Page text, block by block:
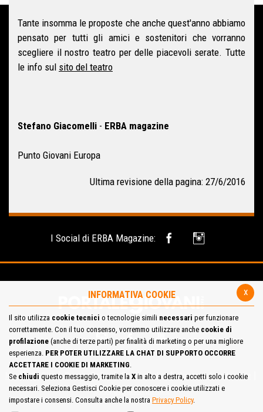
Tante insomma le proposte che anche quest'anno abbiamo
pensato per tutti gli amici e sostenitori che vorranno
scegliere il nostro teatro per delle piacevoli serate. Tutte
le info sul sito del teatro
Stefano Giacomelli - ERBA magazine
Punto Giovani Europa
Ultima revisione della pagina: 27/6/2016
I Social di ERBA Magazine:
Mappa del Sito Privacy Policy Cookie Policy
Contatta la redazione
Cosa pensi del portale
x
INFORMATIVA COOKIE
Il sito utilizza cookie tecnici o tecnologie simili necessari per funzionare
correttamente. Con il tuo consenso, vorremmo utilizzare anche cookie di
profilazione (anche di terze parti) per finalità di marketing o per una migliore
esperienza. PER POTER UTILIZZARE LA CHAT DI SUPPORTO OCCORRE
ACCETTARE I COOKIE DI MARKETING.
Se chiudi questo messaggio, tramite la X in alto a destra, accetti solo i cookie
necessari. Seleziona Gestisci Cookie per conoscere i cookie utilizzati e
impostare i consensi. Consulta anche la nostra Privacy Policy.